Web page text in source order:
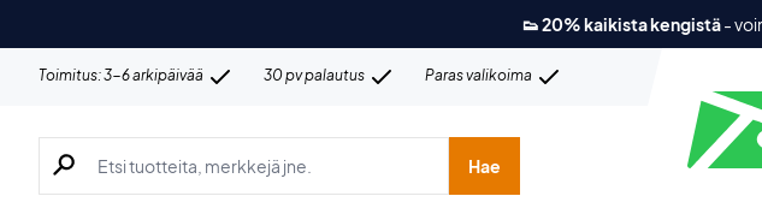
👟 20% kaikista kengistä-
Toimitus: 3-6 arkipäivää 30 pv palautus Paras valikoima
Hae tuotteita, merkkejä jne.
Hae